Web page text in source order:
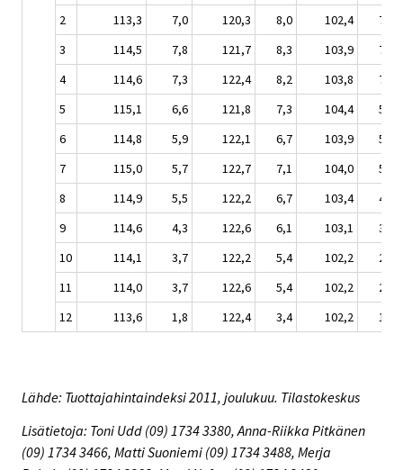
2 113,3 7,0 120,3 8,0 102,4
7,5
3
114,5 7,8 121,7 8,3 103,9
7,9
4
114,6 7,3 122,4 8,2 103,8
7,1
5
115,1 6,6 121,8 7,3 104,4
5,9
6
114,8 5,9 122,1 6,7 103,9
5,0
7
115,0 5,7 122,7 7,1 104,0
5,0
8
114,9 5,5 122,2 6,7 103,4
4,1
9
114,6 4,3 122,6 6,1 103,1
3,3
10
114,1 3,7 122,2 5,4 102,2
2,4
11
114,0 3,7 122,6 5,4 102,2
2,3
12
113,6 1,8 122,4 3,4 102,2 1,3
Lähde: Tuottajahintaindeksi 2011, joulukuu. Tilastokeskus
Lisätietoja: Toni Udd (09) 1734 3380, Anna-Riikka Pitkänen
(09) 1734 3466, Matti Suoniemi (09) 1734 3488, Merja